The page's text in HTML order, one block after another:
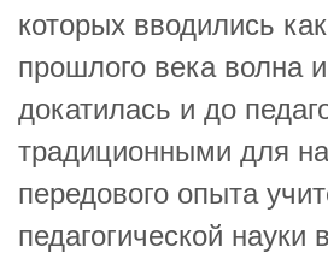
которых вводились
прошлого века волна
докатилась и до
традиционными для
передового опыта
педагогической науки